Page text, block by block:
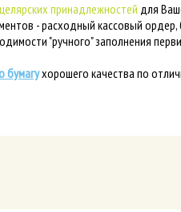
принадлежностей для
- расходный кассовый
"ручного" заполнения
бумагухорошего качества по